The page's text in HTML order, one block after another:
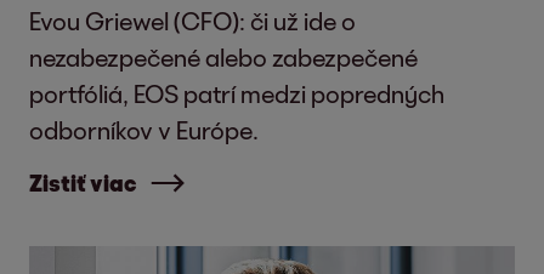
Evou Griewel (CFO): či už ide o
nezabezpečené alebo zabezpečené
portfóliá, EOS patrí medzi popredných
odborníkov v Európe.
Zistiť viac